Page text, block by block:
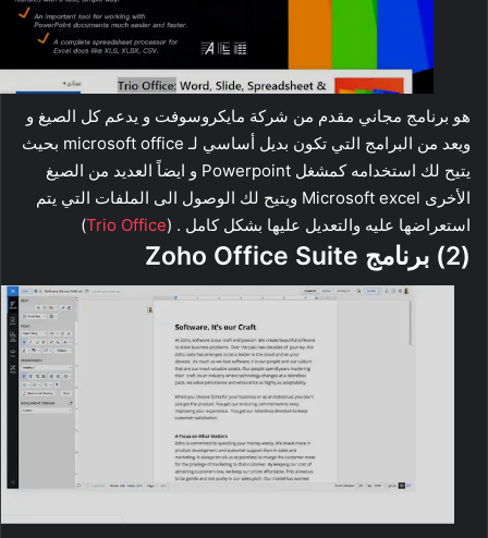
هو برنامج مجاني مقدم من شركة مايكروسوفت و يدعم كل الصيغ و
ويعد من البرامج التي تكون بديل أساسي لـ microsoft office بحيث
يتيح لك استخدامه كمشغل Powerpoint و ايضاً العديد من الصيغ
الأخرى Microsoft excel ويتيح لك الوصول الى الملفات التي يتم
استعراضها عليه والتعديل عليها بشكل كامل . (Trio Office
)
(2) برنامج Zoho Office Suite